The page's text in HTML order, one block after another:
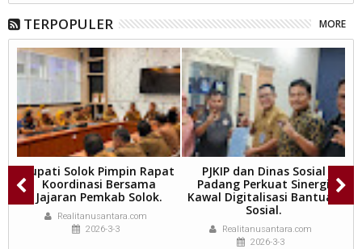
TERPOPULER MORE
Bupati Solok Pimpin Rapat
Koordinasi Bersama
Jajaran Pemkab Solok.
Realitanusantara.com
2026-3-3
PJKIP dan Dinas Sosial
Padang Perkuat Sinergi
Kawal Digitalisasi Bantuan
Sosial.
Realitanusantara.com
2026-3-3